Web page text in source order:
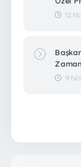
12
9